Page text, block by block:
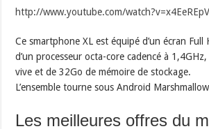
http://www.youtube.com/
Ce smartphone XL est équipé d’un écran Full
d’un processeur octa-core cadencé à
vive et de 32Go de mémoire de stockage.
L’ensemble tourne sous Android
Les meilleures offres du